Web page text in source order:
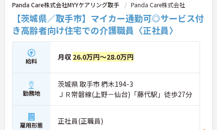
Panda Care株式会社MYYケアリング取手 Panda Care株式会社
【茨城県／取手市】マイカー通勤可◎サービス付
き高齢者向け住宅での介護職員〈正社員〉
給料 月収 26.0万円～28.0万円
勤務地
茨城県 取手市 椚木194-3
ＪＲ常磐線(上野－仙台)「藤代駅」徒歩27分
雇用形態 正社員(正職員)